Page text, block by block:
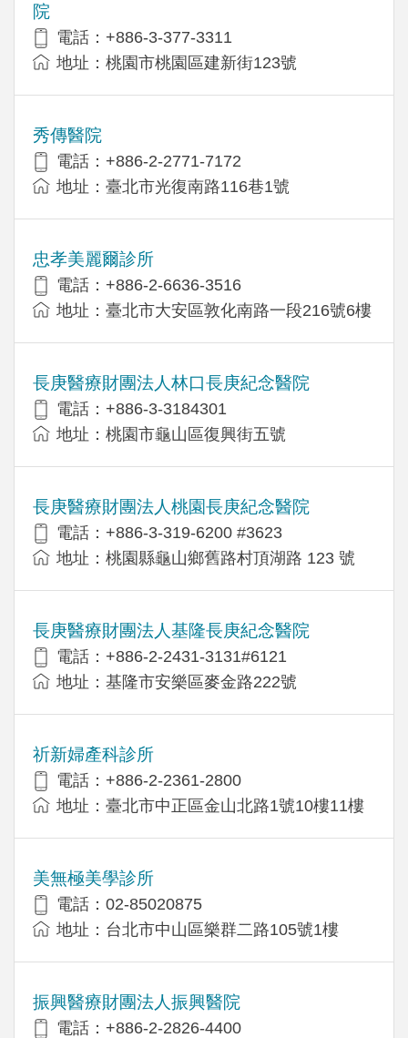
院
電話：+886-3-377-3311
地址：桃園市桃園區建新街123號
秀傳醫院
電話：+886-2-2771-7172
地址：臺北市光復南路116巷1號
忠孝美麗爾診所
電話：+886-2-6636-3516
地址：臺北市大安區敦化南路一段216號6樓
長庚醫療財團法人林口長庚紀念醫院
電話：+886-3-3184301
地址：桃園市龜山區復興街五號
長庚醫療財團法人桃園長庚紀念醫院
電話：+886-3-319-6200 #3623
地址：桃園縣龜山鄉舊路村頂湖路 123 號
長庚醫療財團法人基隆長庚紀念醫院
電話：+886-2-2431-3131#6121
地址：基隆市安樂區麥金路222號
祈新婦產科診所
電話：+886-2-2361-2800
地址：臺北市中正區金山北路1號10樓11樓
美無極美學診所
電話：02-85020875
地址：台北市中山區樂群二路105號1樓
振興醫療財團法人振興醫院
電話：+886-2-2826-4400